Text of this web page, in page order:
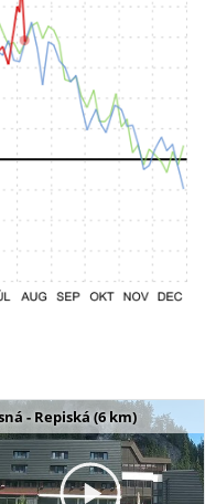
- Repiská (6 km)